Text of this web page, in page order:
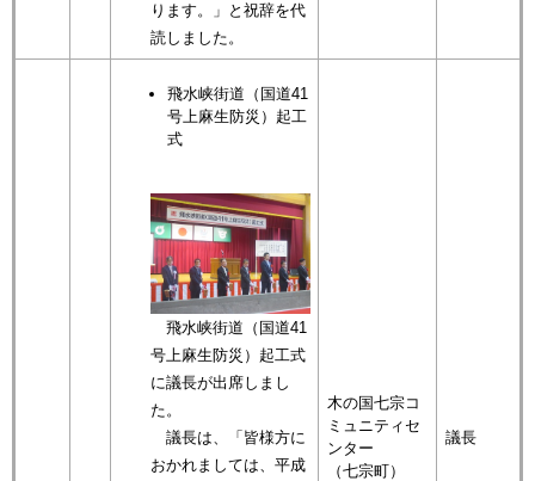
ります。」と祝辞を代
読しました。
飛水峡街道（国道41
号上麻生防災）起工
式
飛水峡街道（国道41
号上麻生防災）起工式
に議長が出席しまし
た。
議長は、「皆様方に
おかれましては、平成
木の国七宗コ
ミュニティセ
ンター
（七宗町）
議長